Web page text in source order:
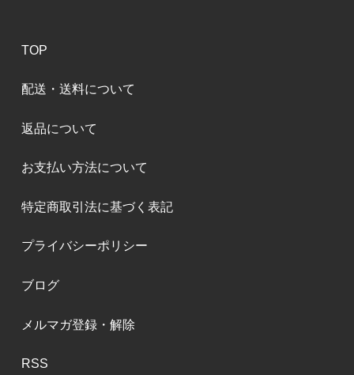
TOP
配送・送料について
返品について
お支払い方法について
特定商取引法に基づく表記
プライバシーポリシー
ブログ
メルマガ登録・解除
RSS